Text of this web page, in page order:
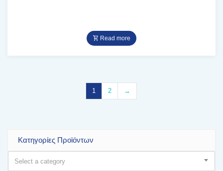
Κατηγορίες Προϊόντων
Select a category
Read more
1 2 →